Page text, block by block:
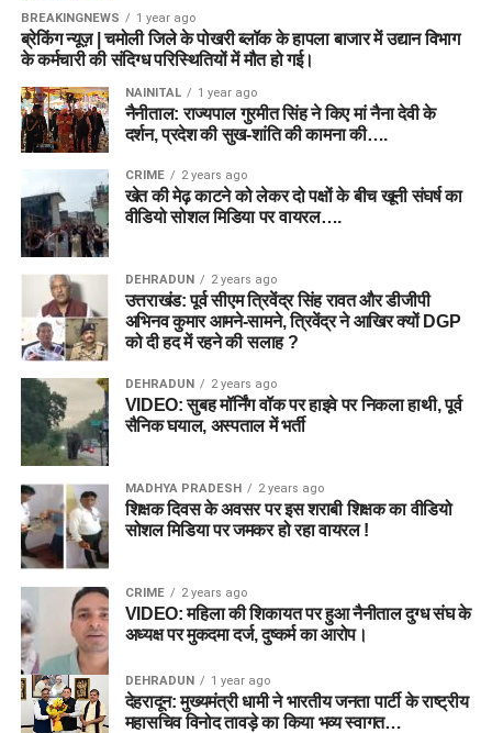
BREAKINGNEWS 1 year ago
ब्रेकिंग न्यूज़ | चमोली जिले के पोखरी ब्लॉक के हापला बाजार में उद्यान विभाग
के कर्मचारी की संदिग्ध परिस्थितियों में मौत हो गई।
NAINITAL 1 year ago
नैनीताल: राज्यपाल गुरमीत सिंह ने किए मां नैना देवी के
दर्शन, प्रदेश की सुख-शांति की कामना की….
CRIME 2 years ago
खेत की मेढ़ काटने को लेकर दो पक्षों के बीच खूनी संघर्ष का
वीडियो सोशल मिडिया पर वायरल….
DEHRADUN 2 years ago
उत्तराखंड: पूर्व सीएम त्रिवेंद्र सिंह रावत और डीजीपी
अभिनव कुमार आमने-सामने, त्रिवेंद्र ने आखिर क्यों DGP
को दी हद में रहने की सलाह ?
DEHRADUN 2 years ago
VIDEO: सुबह मॉर्निंग वॉक पर हाइवे पर निकला हाथी, पूर्व
सैनिक घयाल, अस्पताल में भर्ती
MADHYA PRADESH 2 years ago
शिक्षक दिवस के अवसर पर इस शराबी शिक्षक का वीडियो
सोशल मिडिया पर जमकर हो रहा वायरल !
CRIME 2 years ago
VIDEO: महिला की शिकायत पर हुआ नैनीताल दुग्ध संघ के
अध्यक्ष पर मुकदमा दर्ज, दुष्कर्म का आरोप।
DEHRADUN 1 year ago
देहरादून: मुख्यमंत्री धामी ने भारतीय जनता पार्टी के राष्ट्रीय
महासचिव विनोद तावड़े का किया भव्य स्वागत…